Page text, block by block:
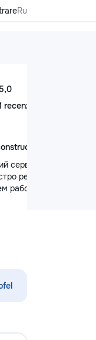
Ru
5,0
recenzie
сервис в городе
реагируем на
работы почти любой
в доме и на